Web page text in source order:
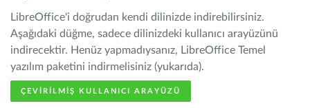
LibreOffice'i doğrudan kendi dilinizde indirebilirsiniz.
Aşağıdaki düğme, sadece dilinizdeki kullanıcı arayüzünü
indirecektir. Henüz yapmadıysanız, LibreOffice Temel
yazılım paketini indirmelisiniz (yukarıda).
ÇEVIRILMIŞ KULLANICI ARAYÜZÜ